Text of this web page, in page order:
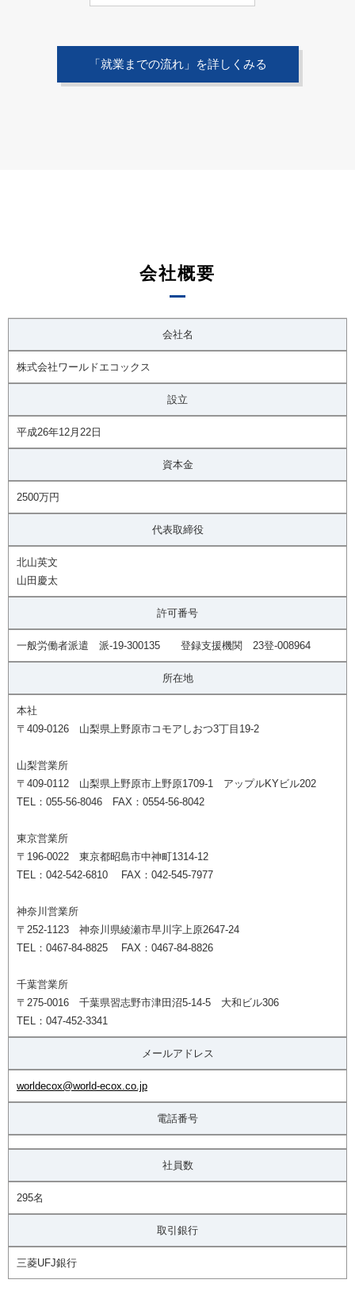
「就業までの流れ」を詳しくみる
会社概要
会社名
株式会社ワールドエコックス
設立
平成26年12月22日
資本金
2500万円
代表取締役
北山英文
山田慶太
許可番号
一般労働者派遣 派-19-300135 登録支援機関 23登-008964
所在地
本社
〒409-0126 山梨県上野原市コモアしおつ3丁目19-2
山梨営業所
〒409-0112 山梨県上野原市上野原1709-1 アップルKYビル202
TEL：055-56-8046 FAX：0554-56-8042
東京営業所
〒196-0022 東京都昭島市中神町1314-12
TEL：042-542-6810 FAX：042-545-7977
神奈川営業所
〒252-1123 神奈川県綾瀬市早川字上原2647-24
TEL：0467-84-8825 FAX：0467-84-8826
千葉営業所
〒275-0016 千葉県習志野市津田沼5-14-5 大和ビル306
TEL：047-452-3341
メールアドレス
worldecox@world-ecox.co.jp
電話番号
社員数
295名
取引銀行
三菱UFJ銀行